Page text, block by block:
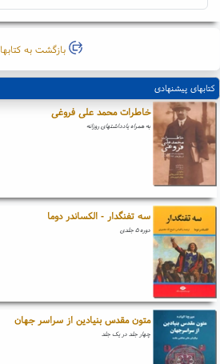
بازگشت به کتابها
کتابهای پیشنهادی
خاطرات محمد علی فروغی
به همراه یادداشتهای روزانه
سه تفنگدار - الکساندر دوما
دوره ۵ جلدی
متون مقدس بنیادین از سراسر جهان
چهار جلد در یک جلد